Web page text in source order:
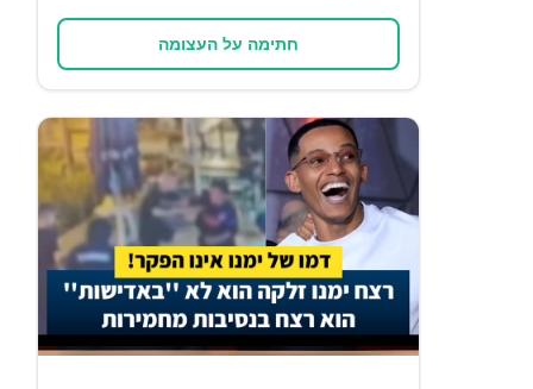
חתימה על העצומה